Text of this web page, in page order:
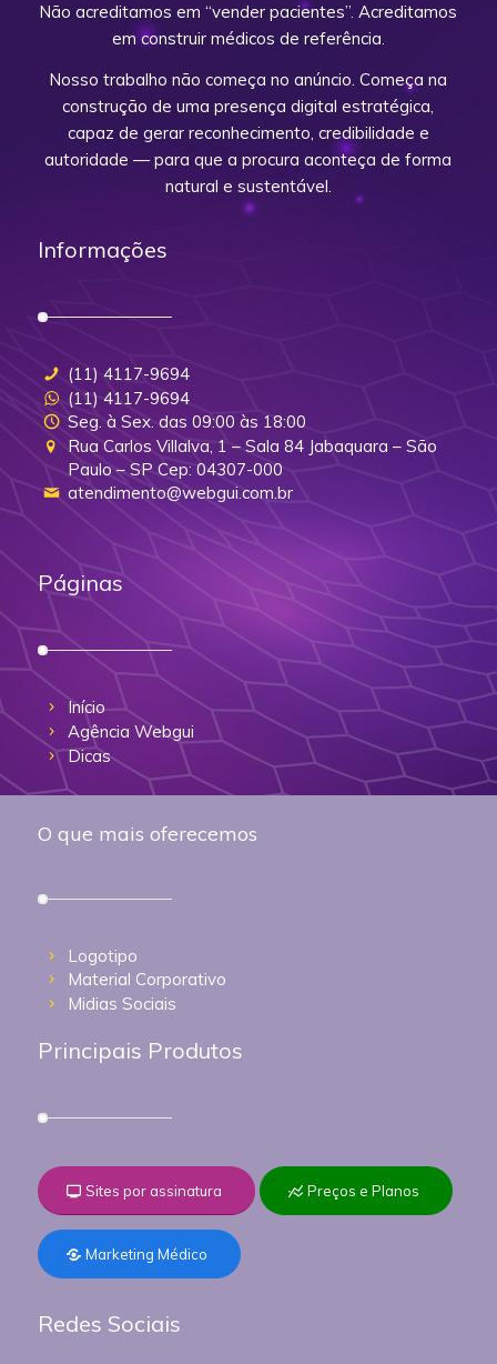
Não acreditamos em “vender pacientes”. Acreditamos
em construir médicos de referência.
Nosso trabalho não começa no anúncio. Começa na
construção de uma presença digital estratégica,
capaz de gerar reconhecimento, credibilidade e
autoridade — para que a procura aconteça de forma
natural e sustentável.
Informações
(11) 4117-9694
(11) 4117-9694
Seg. à Sex. das 09:00 às 18:00
Rua Carlos Villalva, 1 – Sala 84 Jabaquara – São
Paulo – SP Cep: 04307-000
atendimento@webgui.com.br
Páginas
Início
Agência Webgui
Dicas
O que mais oferecemos
Logotipo
Material Corporativo
Midias Sociais
Principais Produtos
Sites por assinatura Preços e Planos
Marketing Médico
Redes Sociais